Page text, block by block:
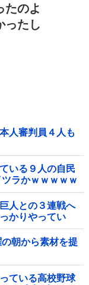
たのよ
ったし
人審判員４人も
いる９人の自民
ラかｗｗｗｗｗ
人との３連戦へ
かりやってい
の朝から素材を提
ている高校野球